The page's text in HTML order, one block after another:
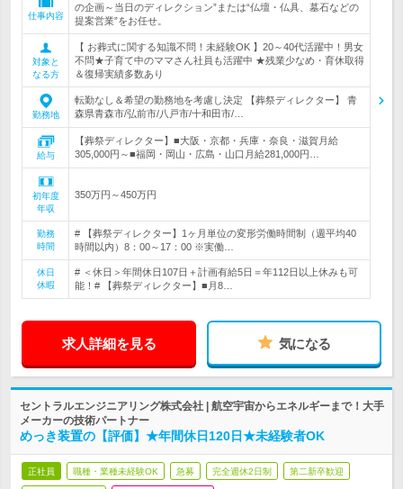
仕事内容
の企画～当日のディレクション”または“仏壇・仏具、墓石などの
提案営業”をお任せ。
対象と
なる方
【 お葬式に関する知識不問！未経験OK 】20～40代活躍中！男女
不問★子育て中のママさん社員も活躍中 ★残業少なめ・育休取得
＆復帰実績多数あり
勤務地
転勤なし＆希望の勤務地を考慮し決定 【葬祭ディレクター】 青
森県青森市/弘前市/八戸市/十和田市/…
給与
【葬祭ディレクター】■大阪・京都・兵庫・奈良・滋賀月給
305,000円～■福岡・岡山・広島・山口月給281,000円…
初年度
年収
350万円～450万円
勤務
時間
# 【葬祭ディレクター】1ヶ月単位の変形労働時間制（週平均40
時間以内）8：00～17：00 ※実働…
休日
休暇
# ＜休日＞年間休日107日＋計画有給5日＝年112日以上休みも可
能！# 【葬祭ディレクター】■月8…
求人詳細を見る 気になる
セントラルエンジニアリング株式会社 | 航空宇宙からエネルギーまで！大手
メーカーの技術パートナー
めっき装置の【評価】★年間休日120日★未経験者OK
正社員 職種・業種未経験OK 急募 完全週休2日制 第二新卒歓迎